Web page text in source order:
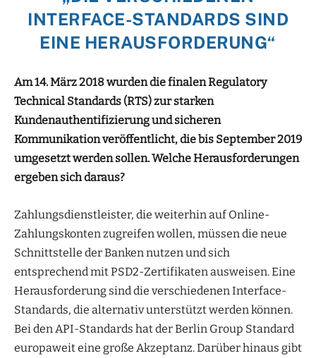
INTERFACE-STANDARDS SIND
EINE HERAUSFORDERUNG“
Am 14. März 2018 wurden die finalen Regulatory
Technical Standards (RTS) zur starken
Kundenauthentifizierung und sicheren
Kommunikation veröffentlicht, die bis September 2019
umgesetzt werden sollen. Welche Herausforderungen
ergeben sich daraus?
Zahlungsdienstleister, die weiterhin auf Online-
Zahlungskonten zugreifen wollen, müssen die neue
Schnittstelle der Banken nutzen und sich
entsprechend mit PSD2-Zertifikaten ausweisen. Eine
Herausforderung sind die verschiedenen Interface-
Standards, die alternativ unterstützt werden können.
Bei den API-Standards hat der Berlin Group Standard
europaweit eine große Akzeptanz. Darüber hinaus gibt